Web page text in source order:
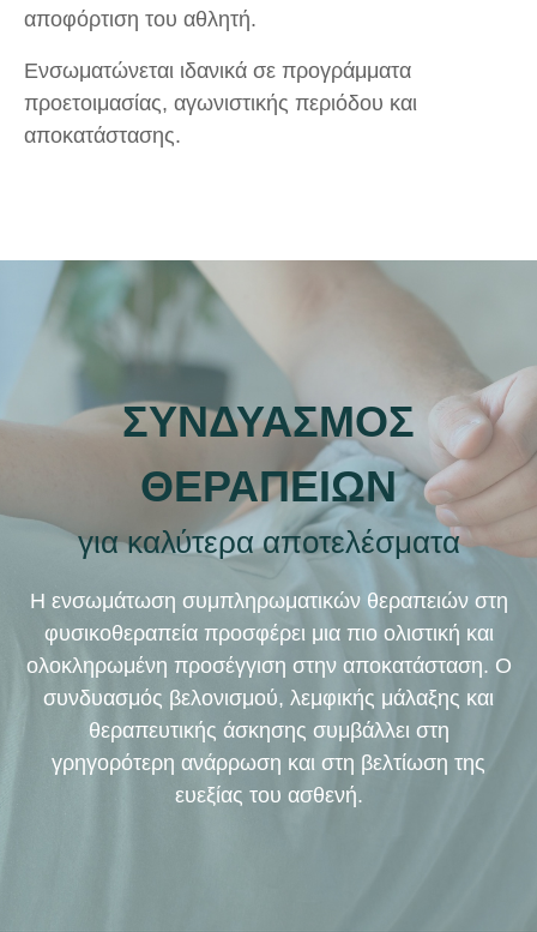
αποφόρτιση του αθλητή.
Ενσωματώνεται ιδανικά σε προγράμματα
προετοιμασίας, αγωνιστικής περιόδου και
αποκατάστασης.
ΣΥΝΔΥΑΣΜΟΣ
ΘΕΡΑΠΕΙΩΝ
για καλύτερα αποτελέσματα
Η ενσωμάτωση συμπληρωματικών θεραπειών στη
φυσικοθεραπεία προσφέρει μια πιο ολιστική και
ολοκληρωμένη προσέγγιση στην αποκατάσταση. Ο
συνδυασμός βελονισμού, λεμφικής μάλαξης και
θεραπευτικής άσκησης συμβάλλει στη
γρηγορότερη ανάρρωση και στη βελτίωση της
ευεξίας του ασθενή.